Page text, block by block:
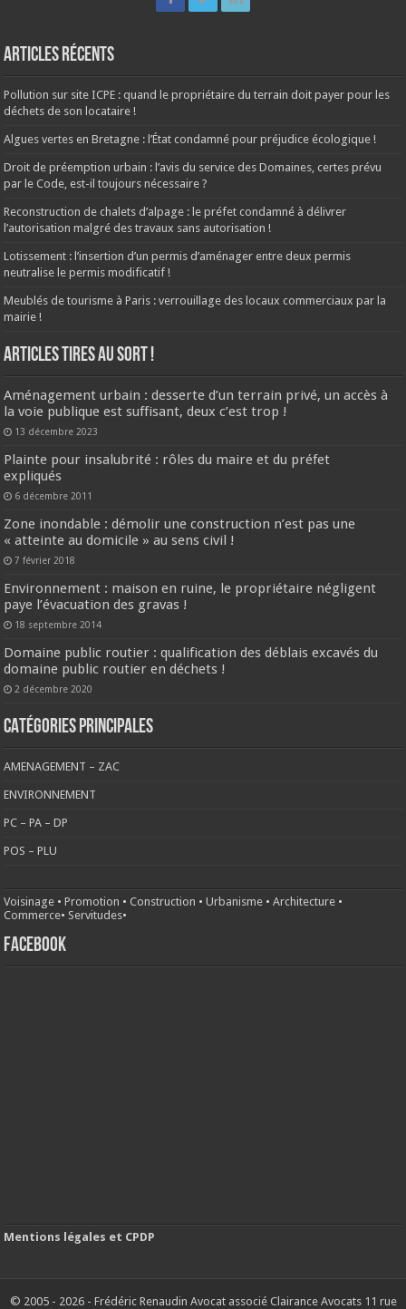
Articles récents
Pollution sur site ICPE : quand le propriétaire du terrain doit payer pour les
déchets de son locataire !
Algues vertes en Bretagne : l’État condamné pour préjudice écologique !
Droit de préemption urbain : l’avis du service des Domaines, certes prévu
par le Code, est-il toujours nécessaire ?
Reconstruction de chalets d’alpage : le préfet condamné à délivrer
l’autorisation malgré des travaux sans autorisation !
Lotissement : l’insertion d’un permis d’aménager entre deux permis
neutralise le permis modificatif !
Meublés de tourisme à Paris : verrouillage des locaux commerciaux par la
mairie !
ARTICLES TIRES AU SORT !
Aménagement urbain : desserte d’un terrain privé, un accès à
la voie publique est suffisant, deux c’est trop !
13 décembre 2023
Plainte pour insalubrité : rôles du maire et du préfet
expliqués
6 décembre 2011
Zone inondable : démolir une construction n’est pas une
« atteinte au domicile » au sens civil !
7 février 2018
Environnement : maison en ruine, le propriétaire négligent
paye l’évacuation des gravas !
18 septembre 2014
Domaine public routier : qualification des déblais excavés du
domaine public routier en déchets !
2 décembre 2020
CATÉGORIES PRINCIPALES
AMENAGEMENT – ZAC
ENVIRONNEMENT
PC – PA – DP
POS – PLU
Voisinage •Promotion •Construction •Urbanisme •Architecture •
Commerce• Servitudes•
FACEBOOK
Mentions légales et CPDP
© 2005 - 2026 - Frédéric Renaudin Avocat associé Clairance Avocats 11 rue